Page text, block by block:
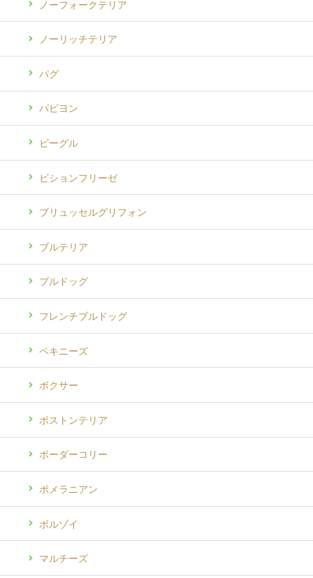
ノーフォークテリア
ノーリッチテリア
パグ
パピヨン
ビーグル
ビションフリーゼ
ブリュッセルグリフォン
ブルテリア
ブルドッグ
フレンチブルドッグ
ペキニーズ
ボクサー
ボストンテリア
ボーダーコリー
ポメラニアン
ボルゾイ
マルチーズ